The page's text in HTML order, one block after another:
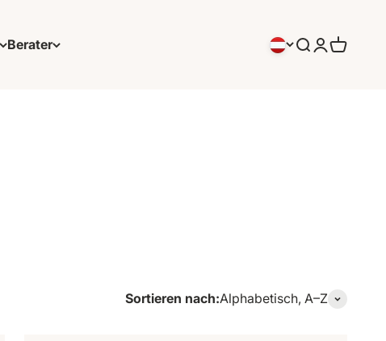
Berater SuchenAnmeldung
Sortieren nach:Alphabetisch, A–Z